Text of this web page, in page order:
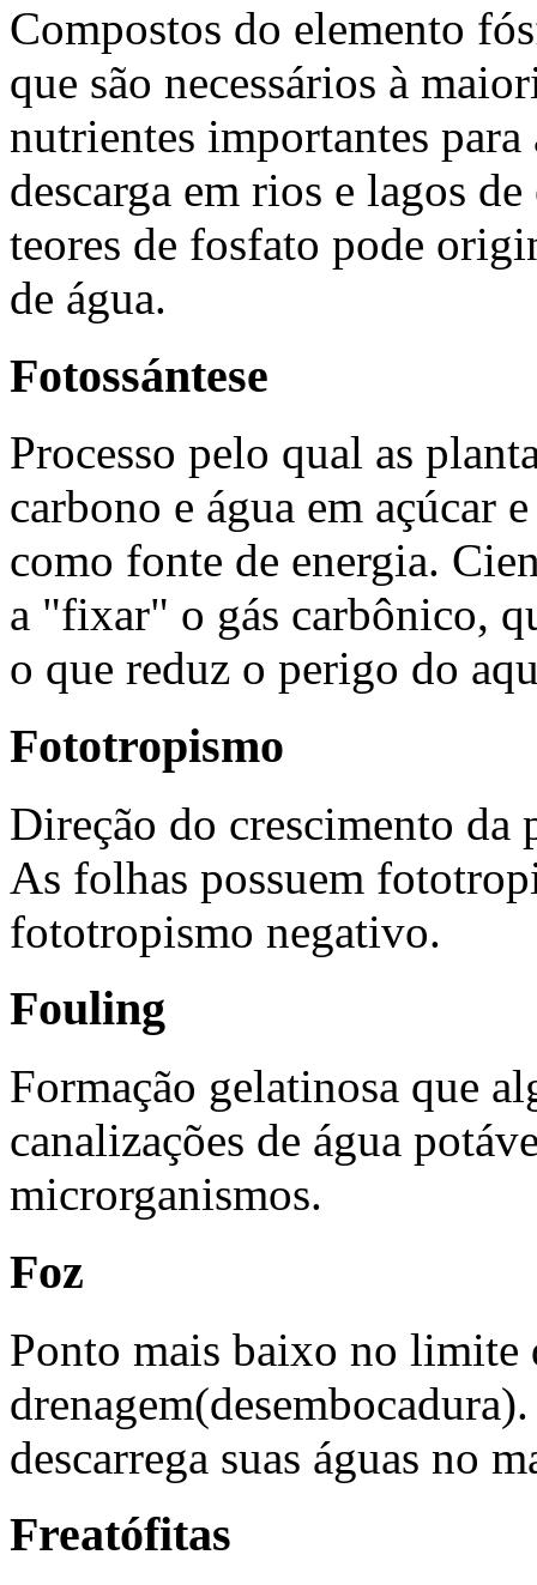
Compostos do elemento
que são necessários à
nutrientes importantes
descarga em rios e lagos
teores de fosfato pode
de água.
Fotossántese
Processo pelo qual as
carbono e água em açúcar
como fonte de energia.
a "fixar" o gás carbônico,
o que reduz o perigo do
Fototropismo
Direção do crescimento da
As folhas possuem
fototropismo negativo.
Fouling
Formação gelatinosa que
canalizações de água
microrganismos.
Foz
Ponto mais baixo no limite
descarrega suas águas no
Freatófitas